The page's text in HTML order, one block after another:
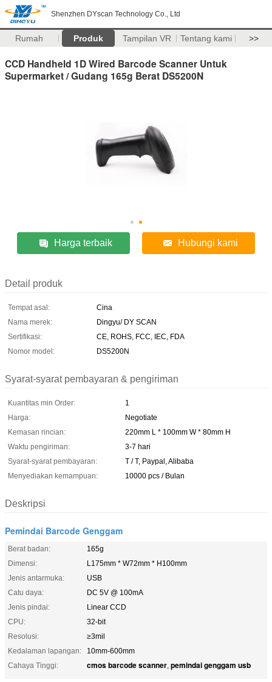
Shenzhen DYscan Technology Co., Ltd
Rumah Produk Tampilan VR Tentang kami >>
CCD Handheld 1D Wired Barcode Scanner Untuk
Supermarket / Gudang 165g Berat DS5200N
Harga terbaik Hubungi kami
Detail produk
Tempat asal:
Cina
Nama merek:
Dingyu/ DY SCAN
Sertifikasi:
CE, ROHS, FCC, IEC, FDA
Nomor model:
DS5200N
Syarat-syarat pembayaran & pengiriman
Kuantitas min Order:
1
Harga:
Negotiate
Kemasan rincian:
220mm L * 100mm W * 80mm H
Waktu pengiriman:
3-7 hari
Syarat-syarat pembayaran:
T / T, Paypal, Alibaba
Menyediakan kemampuan:
10000 pcs / Bulan
Deskripsi
Pemindai Barcode Genggam
Berat badan:
165g
Dimensi:
L175mm * W72mm * H100mm
Jenis antarmuka:
USB
Catu daya:
DC 5V @ 100mA
Jenis pindai:
Linear CCD
CPU:
32-bit
Resolusi:
≥3mil
Kedalaman lapangan:
10mm-600mm
Cahaya Tinggi:
cmos barcode scanner, pemindai genggam usb